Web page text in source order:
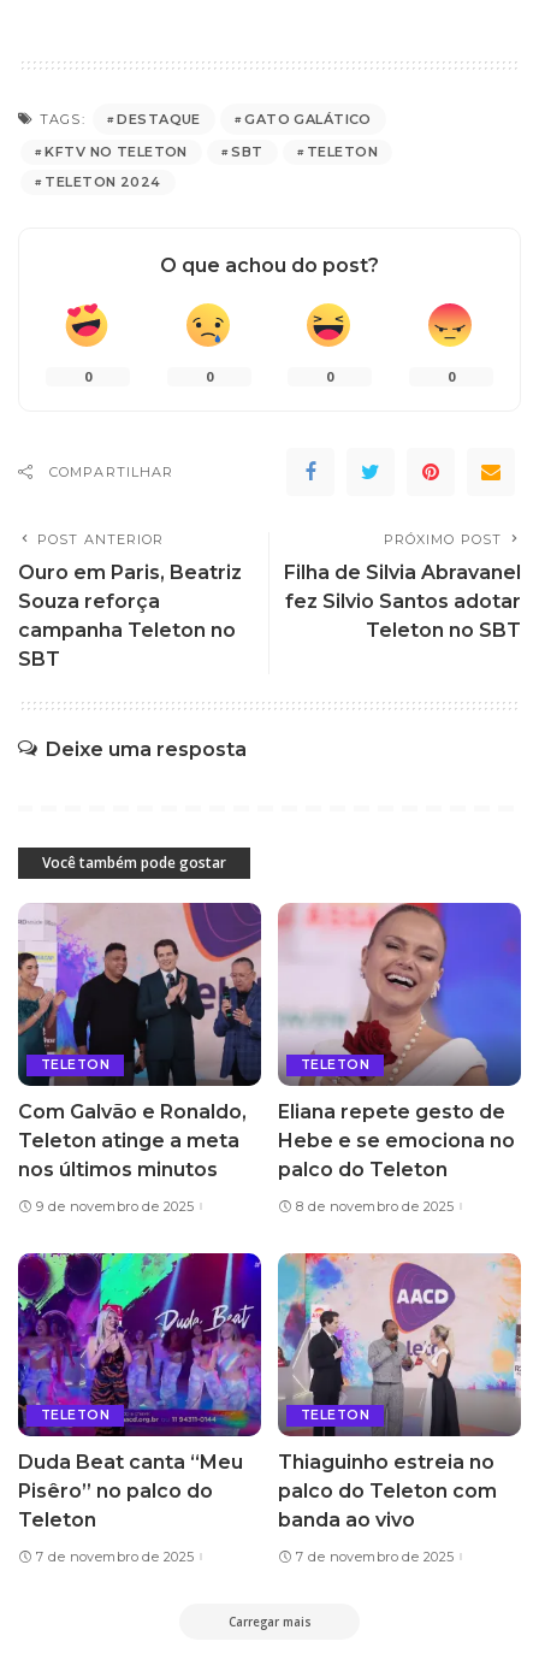
TAGS: DESTAQUE
GATO GALÁTICO
KFTV NO TELETON
SBT
TELETON
TELETON 2024
O que achou do post?
0 0 0 0
COMPARTILHAR
POST ANTERIOR
Ouro em Paris, Beatriz
Souza reforça
campanha Teleton no
SBT
PRÓXIMO POST
Filha de Silvia Abravanel
fez Silvio Santos adotar
Teleton no SBT
Deixe uma resposta
Você também pode gostar
TELETON
Com Galvão e Ronaldo,
Teleton atinge a meta
nos últimos minutos
9 de novembro de 2025
TELETON
Eliana repete gesto de
Hebe e se emociona no
palco do Teleton
8 de novembro de 2025
TELETON
Duda Beat canta “Meu
Pisêro” no palco do
Teleton
7 de novembro de 2025
TELETON
Thiaguinho estreia no
palco do Teleton com
banda ao vivo
7 de novembro de 2025
Carregar mais